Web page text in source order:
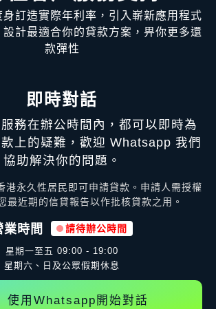
身訂造實際年利率，引入嶄新應用程式
計最適合你的貸款方案，畀你更多還
款彈性
即時對話
務在辦公時間內，都可以即時為
上的疑難，歡迎 Whatsapp 我們
協助解決你的問題。
港永久性居民即可申請貸款。申請人需授權
最近期的信貸報告以作批核貸款之用。
業時間 請待辦公時間
星期一至五 09:00 - 19:00
星期六、日及公眾假期休息
使用Whatsapp開始對話